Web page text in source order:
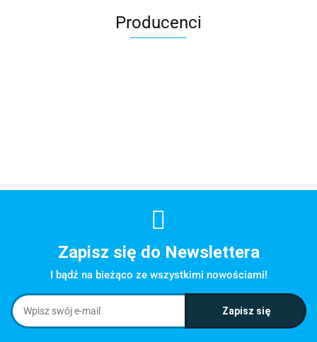
Producenci
Zapisz się do Newslettera
I bądź na bieżąco ze wszystkimi nowościami!